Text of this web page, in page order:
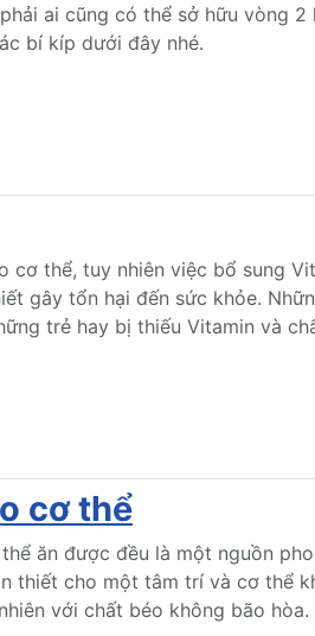
ai cũng có thể sở hữu vòng
bí kíp dưới đây nhé.
cơ thể, tuy nhiên việc bổ sung
gây tổn hại đến sức khỏe.
trẻ hay bị thiếu Vitamin và
cơ thể
ăn được đều là một nguồn
thiết cho một tâm trí và cơ thể
với chất béo không bão hòa.